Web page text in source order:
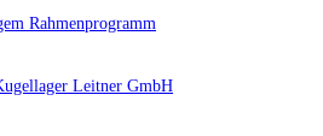
Rahmenprogramm
Leitner GmbH